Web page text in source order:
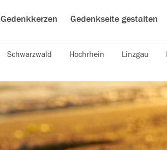
Gedenkkerzen Gedenkseite gestalten
Schwarzwald Hochrhein Linzgau